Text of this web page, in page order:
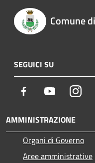
Comune
SEGUICI SU
Facebook Youtube
AMMINISTRAZIONE
Organi di Governo
Aree amministrative